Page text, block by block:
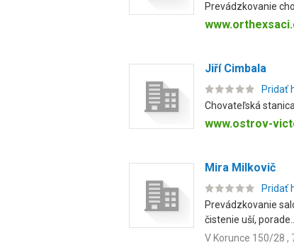
Prevádzkovanie
Jiří Cimbala
Pridať
Chovateľská
www.ostrov-
Mira Milkovič
Pridať
Prevádzkovanie
čistenie uší, porade...
V Korunce 150/28 ,